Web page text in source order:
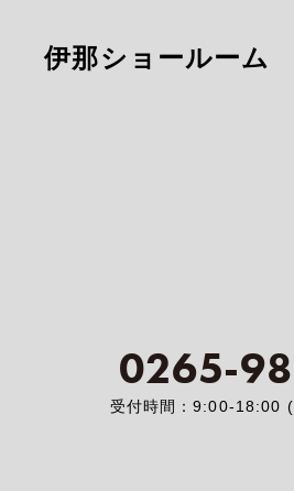
伊那ショールーム
0265-
受付時間：9:00-18:00 (